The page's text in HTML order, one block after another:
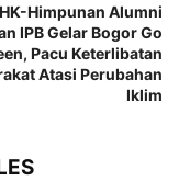
Himpunan Alumni
IPB Gelar Bogor Go
Pacu Keterlibatan
Atasi Perubahan
Iklim